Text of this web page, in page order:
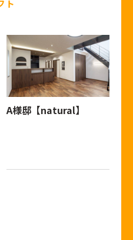
ト
A様邸【natural】